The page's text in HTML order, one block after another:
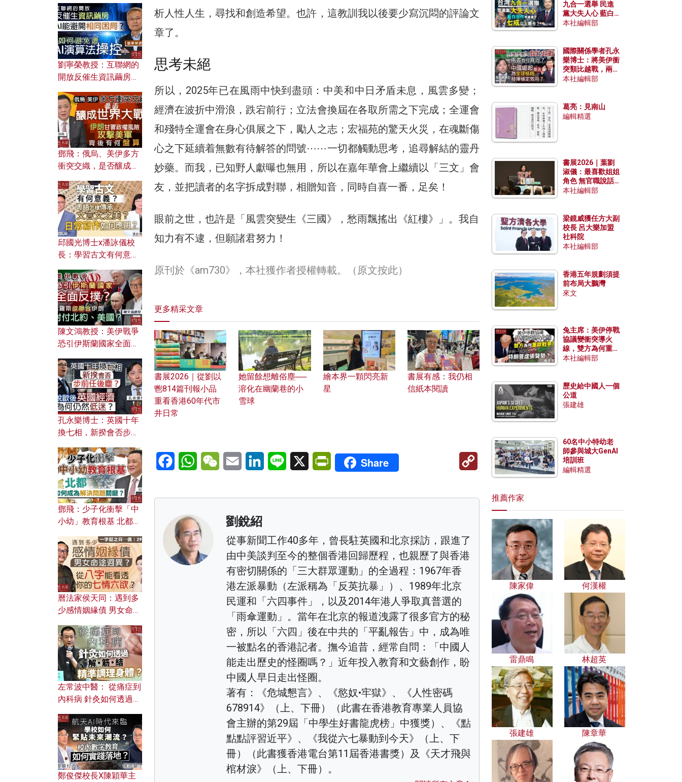
析人性人生，尋找和創造希望。也許，這教訓我以後要少寫沉悶的評論文
章了。
思考未絕
所以，2025年已在風雨中快到盡頭：中美和中日矛盾未息，風雲多變；
經濟在波折中滑浪，跌宕前行；立法會換屆在各取所需之下完成；全運會
和殘特全運會在身心俱展之下，勵人之志；宏福苑的驚天火災，在魂斷傷
心之下延續着無數有待解答的問號⋯⋯一切都觸動思考，追尋解結的靈丹
妙藥。而我，已知野人獻曝也無用，所以在嘉年華會上繼續以「三文」會
友，並把讀者的名字拆成對聯，相贈知音，同時自喜一番，足矣！
眼前之世，也許是「風雲突變生《三國》，愁雨飄搖出《紅樓》」。我自
知力有不逮，但願諸君努力！
原刊於《am730》，本社獲作者授權轉載。 （原文按此）
更多精采文章
書展2026｜從劉以
鬯814篇刊報小品
重看香港60年代市
井日常
她留餘想離俗塵──
溶化在幽蘭巷的小
雪球
繪本界一顆閃亮新
星
書展有感：我仍相
信紙本閱讀
FacebookWhatsAppWeChatEmail LinkedInLine X PrintFriendly
Share
Copy
劉銳紹
從事新聞工作40多年，曾長駐英國和北京採訪，跟進了
由中美談判至今的整個香港回歸歷程，也親歷了與香港
有密切關係的「三大群眾運動」的全過程：1967年香
港左派暴動（左派稱為「反英抗暴」）、1989年北京
民運和「六四事件」，以及2014年港人爭取真普選的
「雨傘運動」。當年在北京的報道洩露了很多官方的秘
密，所以「六四」後在中共的「平亂報告」中，成為唯
一被點名的香港記者。撫今追昔，經常自問：「中國人
能走出歷史的怪圈嗎？」近年投入教育和文藝創作，盼
中國人早日走出怪圈。
著有：《危城懇言》、《慾奴•牢獄》、《人性密碼
678914》（上、下冊）（此書在香港教育專業人員協
會主辦的第29屆「中學生好書龍虎榜」中獲獎）、《點
點點評習近平》、《我從六七暴動到今天》（上、下
冊）（此書獲香港電台第11屆香港書獎）及《天才飛與
棺材淚》（上、下冊）。
劉寧榮教授：互聯網的
開放反催生資訊繭房，
何避免遭AI演算法操
控？
鄧飛：俄烏、美伊多方
衝突交織，是否釀成世
風險攻擊美軍，背後有
何盤算？
邱國光博士x潘詠儀校
長：學習古文有何意
文之美？ 日常寫作如何
應用？
陳文鴻教授：美伊戰爭
恐引伊斯蘭國家全面反
對付北約美國？
孔永樂博士：英國十年
換七相，新揆會否步前
濟為何仍然低迷？
鄧飛：少子化衝擊「中
小幼」教育根基 北都如
曆法家侯天同：遇到多
少感情姻緣債 男女命途
的七情六欲？
左常波中醫： 從痛症到
內科病 針灸如何透過解
鄭俊傑校長X陳穎華主
九合一選舉 民進
黨大失人心 藍白
合作有望拿下七成
本社編輯部
國際關係學者孔永
樂博士：將美伊衝
突類比越戰，兩者
有何異同？中國崛
本社編輯部
葛亮：見南山
編輯精選
書展2026｜葉劉
淑儀：最喜歡姐姐
角色 無官職說話
包袱少
本社編輯部
梁鏡威獲任方大副
校長 呂大樂加盟
社科院
本社編輯部
香港五年規劃須提
前布局大鵬灣
來文
兔主席：美伊停戰
協議變衝突導火
線，雙方為何重啟
戰爭？伊朗一早洞
本社編輯部
歷史給中國人一個
公道
張建雄
60名中小特幼老
師參與城大GenAI
培訓班
編輯精選
推薦作家
陳家偉 何漢權
雷鼎鳴 林超英
張建雄 陳章華